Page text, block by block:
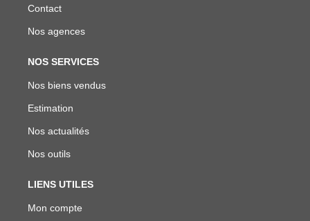
Contact
Nos agences
NOS SERVICES
Nos biens vendus
Estimation
Nos actualités
Nos outils
LIENS UTILES
Mon compte